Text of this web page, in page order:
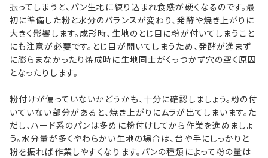
振ってしまうと、パン生地に練り込まれ食感が硬くなるのです。最
初に準備した粉と水分のバランスが変わり、発酵や焼き上がりに
大きく影響します。成形時、生地のとじ目に粉が付いてしまうこと
にも注意が必要です。とじ目が開いてしまうため、発酵が進まず
に膨らまなかったり焼成時に生地同士がくっつかず穴の空く原因
となったりします。
粉付けが偏っていないかどうかも、十分に確認しましょう。粉の付
いていない部分があると、焼き上がりにムラが出てしまいます。た
だし、ハード系のパンは多めに粉付けしてから作業を進めましょ
う。水分量が多くやわらかい生地の場合は、台や手にしっかりと
粉を振れば作業しやすくなります。パンの種類によって粉の量は